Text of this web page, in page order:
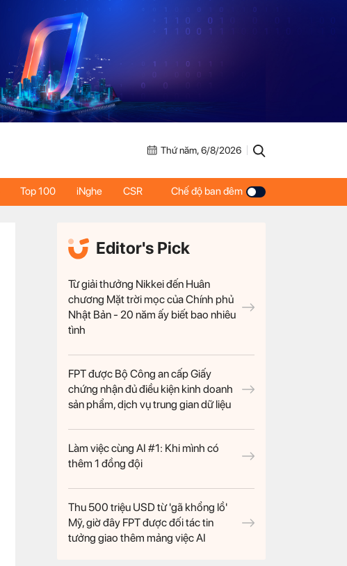
Thứ năm, 6/8/2026
Top 100 iNghe CSR Chế độ ban đêm
Editor's Pick
Từ giải thưởng Nikkei đến Huân
chương Mặt trời mọc của Chính phủ
Nhật Bản - 20 năm ấy biết bao nhiêu
tình
FPT được Bộ Công an cấp Giấy
chứng nhận đủ điều kiện kinh doanh
sản phẩm, dịch vụ trung gian dữ liệu
Làm việc cùng AI #1: Khi mình có
thêm 1 đồng đội
Thu 500 triệu USD từ 'gã khổng lồ'
Mỹ, giờ đây FPT được đối tác tin
tưởng giao thêm mảng việc AI